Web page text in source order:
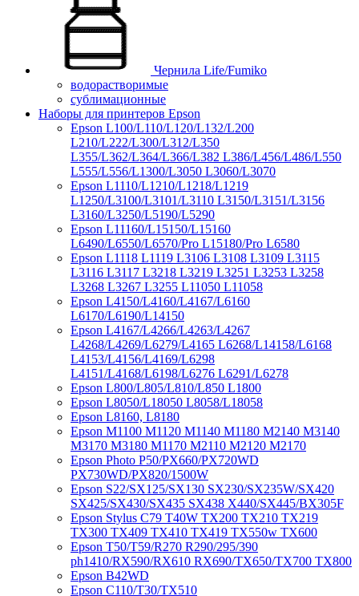
Чернила Life/Fumiko
водорастворимые
сублимационные
Наборы для принтеров Epson
Epson L100/L110/L120/L132/L200
L210/L222/L300/L312/L350
L355/L362/L364/L366/L382 L386/L456/L486/L550
L555/L556/L1300/L3050 L3060/L3070
Epson L1110/L1210/L1218/L1219
L1250/L3100/L3101/L3110 L3150/L3151/L3156
L3160/L3250/L5190/L5290
Epson L11160/L15150/L15160
L6490/L6550/L6570/Pro L15180/Pro L6580
Epson L1118 L1119 L3106 L3108 L3109 L3115
L3116 L3117 L3218 L3219 L3251 L3253 L3258
L3268 L3267 L3255 L11050 L11058
Epson L4150/L4160/L4167/L6160
L6170/L6190/L14150
Epson L4167/L4266/L4263/L4267
L4268/L4269/L6279/L4165 L6268/L14158/L6168
L4153/L4156/L4169/L6298
L4151/L4168/L6198/L6276 L6291/L6278
Epson L800/L805/L810/L850 L1800
Epson L8050/L18050 L8058/L18058
Epson L8160, L8180
Epson M1100 M1120 M1140 M1180 M2140 M3140
M3170 M3180 M1170 M2110 M2120 M2170
Epson Photo P50/PX660/PX720WD
PX730WD/PX820/1500W
Epson S22/SX125/SX130 SX230/SX235W/SX420
SX425/SX430/SX435 SX438 X440/SX445/BX305F
Epson Stylus C79 T40W TX200 TX210 TX219
TX300 TX409 TX410 TX419 TX550w TX600
Epson T50/T59/R270 R290/295/390
ph1410/RX590/RX610 RX690/TX650/TX700 TX800
Epson B42WD
Epson C110/T30/TX510